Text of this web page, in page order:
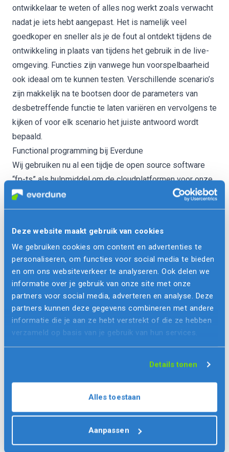
Deze website maakt gebruik van cookies
We gebruiken cookies om content en advertenties te
personaliseren, om functies voor social media te bieden
en om ons websiteverkeer te analyseren. Ook delen we
informatie over je gebruik van onze site met onze
partners voor social media, adverteren en analyse. Deze
partners kunnen deze gegevens combineren met andere
informatie die je aan ze hebt verstrekt of die ze hebben
verzameld op basis van je gebruik van hun services.
Details tonen
Alles toestaan
Aanpassen
ontwikkelaar te weten of alles nog werkt zoals verwacht
nadat je iets hebt aangepast. Het is namelijk veel
goedkoper en sneller als je de fout al ontdekt tijdens de
ontwikkeling in plaats van tijdens het gebruik in de live-
omgeving. Functies zijn vanwege hun voorspelbaarheid
ook ideaal om te kunnen testen. Verschillende scenario’s
zijn makkelijk na te bootsen door de parameters van
desbetreffende functie te laten variëren en vervolgens te
kijken of voor elk scenario het juiste antwoord wordt
bepaald.
Functional programming bij Everdune
Wij gebruiken nu al een tijdje de open source software
“fp-ts” als hulpmiddel om de cloudplatformen voor onze
klanten te bouwen in TypeScript volgens de regels van
functional programming. Ook voor apps zijn er diverse
is eerlijk: Het kost wat tijd om FP te leren, maar dat
verdient zich dubbel en dwars terug in de kwaliteit van
de software en de snelheid waarmee code is aan te
passen. Benieuwd of jij en
je digitale diensten
profiteren van functioneel programmeren? We denken er
graag over mee!
Misschien vind je dit ook